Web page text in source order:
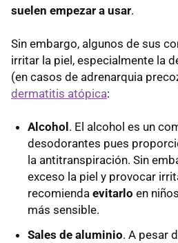
suelen empezar a usar.
Sin embargo, algunos de sus
irritar la piel, especialmente la
(en casos de adrenarquia
dermatitis atópica:
Alcohol . El alcohol es un
desodorantes pues
la antitranspiración. Sin
exceso la piel y provocar
recomienda evitarlo en
más sensible.
Sales de aluminio. A pesar